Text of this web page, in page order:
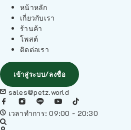
หน้าหลัก
เกี่ยวกับเรา
ร้านค้า
โพสต์
ติดต่อเรา
เข้าสู่ระบบ/ลงชื่อ
sales@petz.world
เวลาทำการ: 09:00 - 20:30